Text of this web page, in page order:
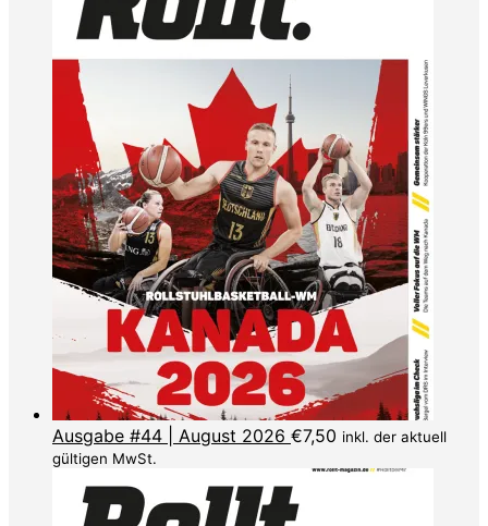
Ausgabe #44 | August 2026 €7,50 inkl. der aktuell
gültigen MwSt.